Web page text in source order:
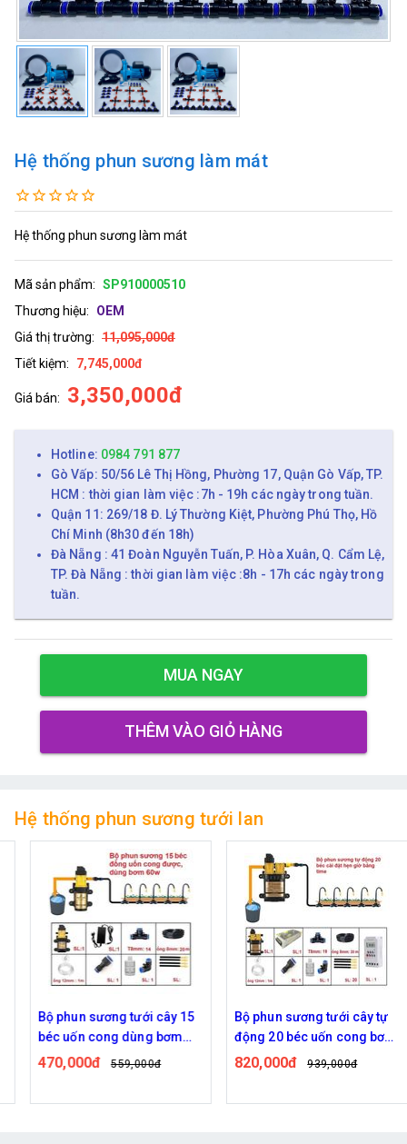
Hệ thống phun sương làm mát
Hệ thống phun sương làm mát
Mã sản phẩm: SP910000510
Thương hiệu:
OEM
Giá thị trường: 11,095,000đ
Tiết kiệm:
7,745,000đ
Giá bán: 3,350,000đ
Hotline: 0984 791 877
Gò Vấp: 50/56 Lê Thị Hồng, Phường 17, Quận Gò Vấp, TP.
HCM : thời gian làm việc :7h - 19h các ngày trong tuần.
Quận 11: 269/18 Đ. Lý Thường Kiệt, Phường Phú Thọ, Hồ
Chí Minh (8h30 đến 18h)
Đà Nẵng : 41 Đoàn Nguyễn Tuấn, P. Hòa Xuân, Q. Cẩm Lệ,
TP. Đà Nẵng : thời gian làm việc :8h - 17h các ngày trong
tuần.
MUA NGAY
THÊM VÀO GIỎ HÀNG
Hệ thống phun sương tưới lan
Bộ phun sương tưới cây 15
béc uốn cong dùng bơm
470,000đ 559,000đ
Bộ phun sương tưới cây tự
động 20 béc uốn cong bơm
đôi 96w time
820,000đ 939,000đ